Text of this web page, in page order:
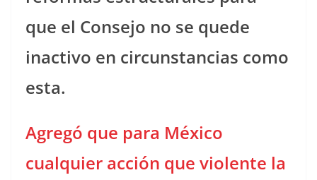
que el Consejo no se quede
inactivo en circunstancias como
esta.
Agregó que para México
cualquier acción que violente la